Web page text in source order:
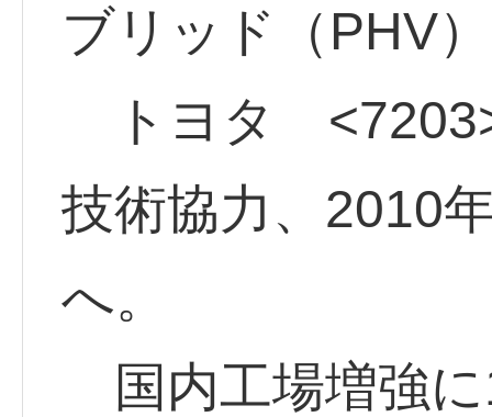
ブリッド（PHV
トヨタ <7203>
技術協力、2010
へ。
国内工場増強に